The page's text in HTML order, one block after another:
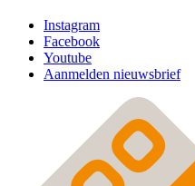
Instagram
Facebook
Youtube
Aanmelden nieuwsbrief